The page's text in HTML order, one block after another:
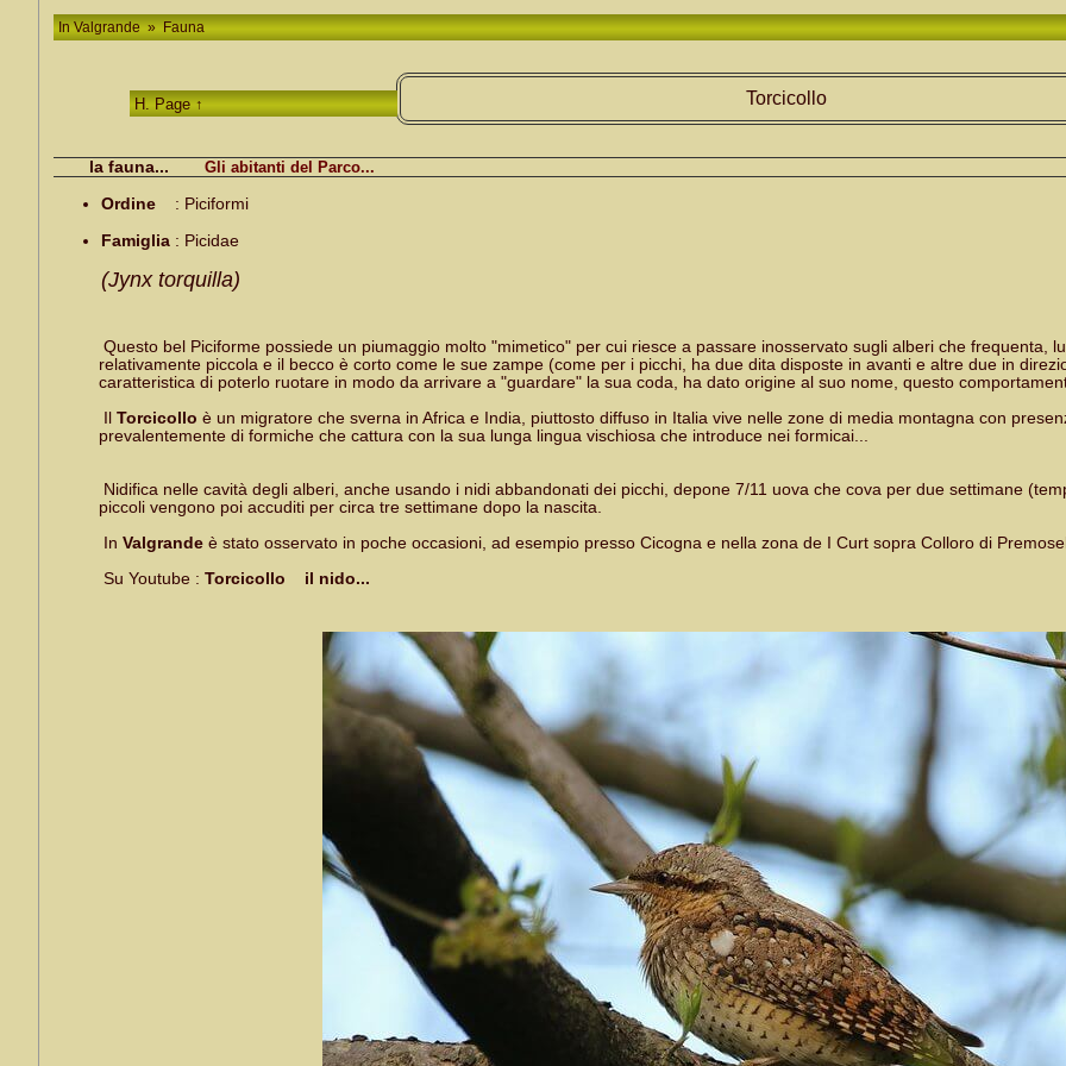
In Valgrande»Fauna
H. Page ↑ Torcicollo
la fauna... Gli abitanti del Parco...
Ordine : Piciformi
Famiglia : Picidae
(Jynx torquilla)
Questo bel Piciforme possiede un piumaggio molto "mimetico" per cui riesce a passare inosservato sugli alberi che frequenta,
relativamente piccola e il becco è corto come le sue zampe (come per i picchi, ha due dita disposte in avanti e altre due in
caratteristica di poterlo ruotare in modo da arrivare a "guardare" la sua coda, ha dato origine al suo nome, questo
Il Torcicollo è un migratore che sverna in Africa e India, piuttosto diffuso in Italia vive nelle zone di media montagna con
prevalentemente di formiche che cattura con la sua lunga lingua vischiosa che introduce nei formicai...
Nidifica nelle cavità degli alberi, anche usando i nidi abbandonati dei picchi, depone 7/11 uova che cova per due settimane
piccoli vengono poi accuditi per circa tre settimane dopo la nascita.
In Valgrandeè stato osservato in poche occasioni, ad esempio presso Cicogna e nella zona de I Curt sopra Colloro di
Su Youtube : Torcicollo il nido...